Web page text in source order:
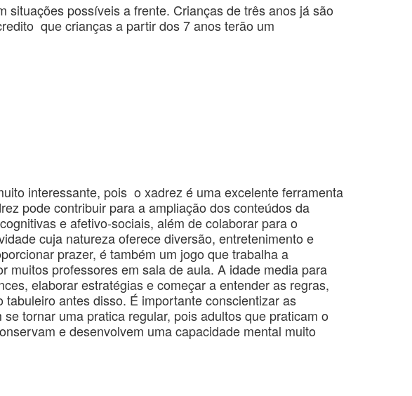
possíveis a frente. Crianças de três anos já são
que crianças a partir dos 7 anos terão um
interessante, pois o xadrez é uma excelente ferramenta
pode contribuir para a ampliação dos conteúdos da
e afetivo-sociais, além de colaborar para o
cuja natureza oferece diversão, entretenimento e
prazer, é também um jogo que trabalha a
muitos professores em sala de aula. A idade media para
elaborar estratégias e começar a entender as regras,
antes disso. É importante conscientizar as
tornar uma pratica regular, pois adultos que praticam o
e desenvolvem uma capacidade mental muito